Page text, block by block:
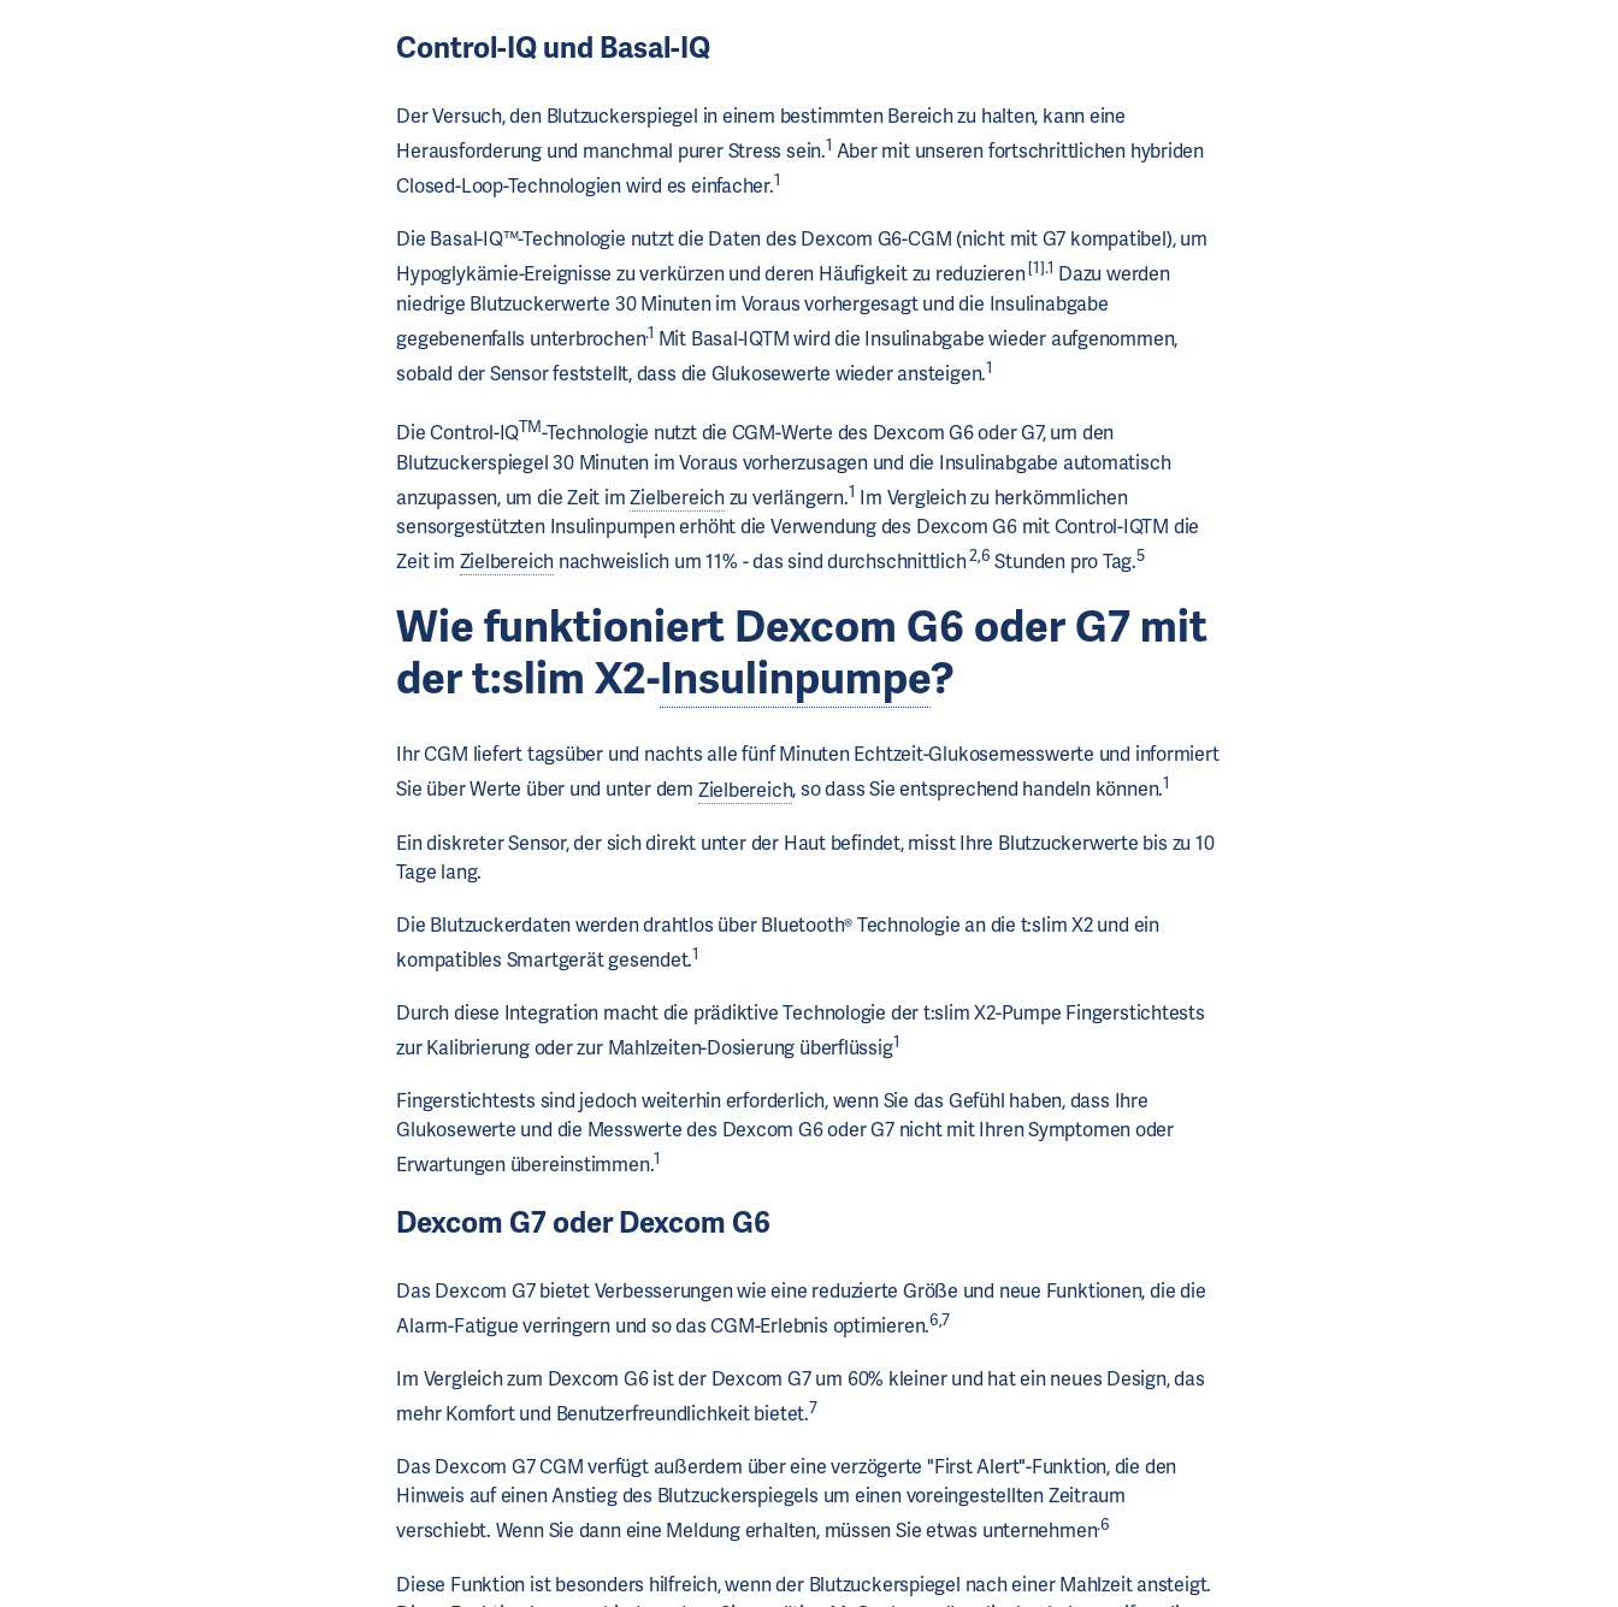
Control-IQ und Basal-IQ
Der Versuch, den Blutzuckerspiegel in einem bestimmten Bereich zu halten, kann eine
Herausforderung und manchmal purer Stress sein.1 Aber mit unseren fortschrittlichen hybriden
Closed-Loop-Technologien wird es einfacher.1
Die Basal-IQ™-Technologie nutzt die Daten des Dexcom G6-CGM (nicht mit G7 kompatibel), um
Hypoglykämie-Ereignisse zu verkürzen und deren Häufigkeit zu reduzieren[1].1 Dazu werden
niedrige Blutzuckerwerte 30 Minuten im Voraus vorhergesagt und die Insulinabgabe
gegebenenfalls unterbrochen.1 Mit Basal-IQTM wird die Insulinabgabe wieder aufgenommen,
sobald der Sensor feststellt, dass die Glukosewerte wieder ansteigen.1
Die Control-IQTM-Technologie nutzt die CGM-Werte des Dexcom G6 oder G7, um den
Blutzuckerspiegel 30 Minuten im Voraus vorherzusagen und die Insulinabgabe automatisch
anzupassen, um die Zeit imZielbereichzu verlängern.1 Im Vergleich zu herkömmlichen
sensorgestützten Insulinpumpen erhöht die Verwendung des Dexcom G6 mit Control-IQTM die
Zeit im Zielbereich nachweislich um 11% - das sind durchschnittlich2,6 Stunden pro Tag.5
Wie funktioniert Dexcom G6 oder G7 mit
dert:slim X2-Insulinpumpe?
Ihr CGM liefert tagsüber und nachts alle fünf Minuten Echtzeit-Glukosemesswerte und informiert
Sie über Werte über und unter dem Zielbereich, so dass Sie entsprechend handeln können.1
Ein diskreter Sensor, der sich direkt unter der Haut befindet, misst Ihre Blutzuckerwerte bis zu 10
Tage lang.
Die Blutzuckerdaten werden drahtlos über Bluetooth® Technologie an die t:slim X2 und ein
kompatibles Smartgerät gesendet.1
Durch diese Integration macht die prädiktive Technologie der t:slim X2-Pumpe Fingerstichtests
zur Kalibrierung oder zur Mahlzeiten-Dosierung überflüssig1
Fingerstichtests sind jedoch weiterhin erforderlich, wenn Sie das Gefühl haben, dass Ihre
Glukosewerte und die Messwerte des Dexcom G6 oder G7 nicht mit Ihren Symptomen oder
Erwartungen übereinstimmen.1
Dexcom G7oderDexcom G6
Das Dexcom G7 bietet Verbesserungen wie eine reduzierte Größe und neue Funktionen, die die
Alarm-Fatigue verringern und so das CGM-Erlebnis optimieren.6,7
Im Vergleich zum Dexcom G6 ist der Dexcom G7 um 60% kleiner und hat ein neues Design, das
mehr Komfort und Benutzerfreundlichkeit bietet.7
Das Dexcom G7 CGM verfügt außerdem über eine verzögerte "First Alert"-Funktion, die den
Hinweis auf einen Anstieg des Blutzuckerspiegels um einen voreingestellten Zeitraum
verschiebt. Wenn Sie dann eine Meldung erhalten, müssen Sie etwas unternehmen.6
Diese Funktion ist besonders hilfreich, wenn der Blutzuckerspiegel nach einer Mahlzeit ansteigt.